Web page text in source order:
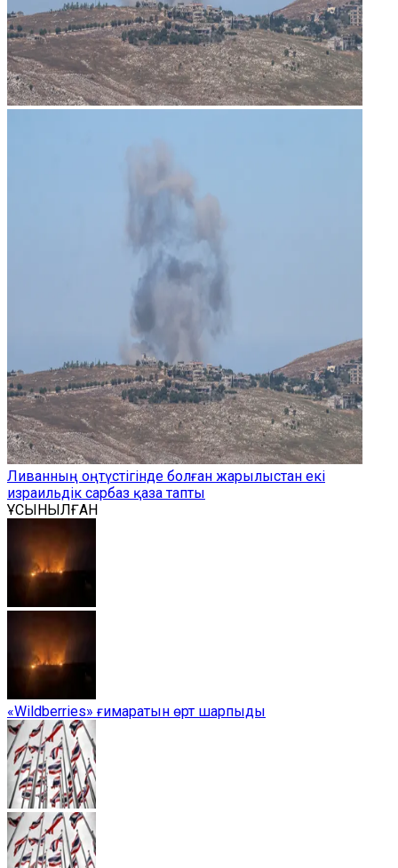
Ливанның оңтүстігінде болған жарылыстан екі
израильдік сарбаз қаза тапты
ҰСЫНЫЛҒАН
«Wildberries» ғимаратын өрт шарпыды